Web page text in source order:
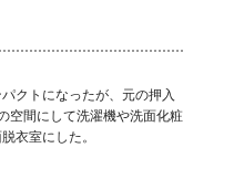
クトになったが、元の押入
空間にして洗濯機や洗面化粧
衣室にした。